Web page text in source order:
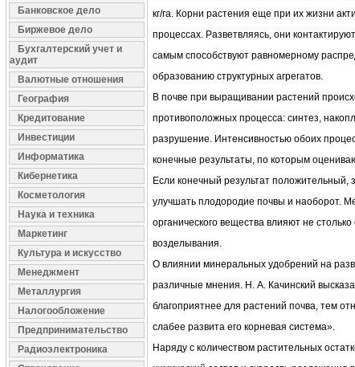
Банковское дело
Биржевое дело
Бухгалтерский учет и
аудит
Валютные отношения
География
Кредитование
Инвестиции
Информатика
Кибернетика
Косметология
Наука и техника
Маркетинг
Культура и искусство
Менеджмент
Металлургия
Налогообложение
Предпринимательство
Радиоэлектроника
кг/га. Корни растения еще при их жизни
процессах. Разветвляясь, они
самым способствуют равномерному
образованию структурных агрегатов.
В почве при выращивании растений
противоположных процесса: синтез,
разрушение. Интенсивностью обоих
конечные результаты, по которым
Если конечный результат положительный,
улучшать плодородие почвы и наоборот.
органического вещества влияют не
возделывания.
О влиянии минеральных удобрений на
различные мнения. Н. А. Качинский
благоприятнее для растений почва, тем
слабее развита его корневая система».
Наряду с количеством растительных